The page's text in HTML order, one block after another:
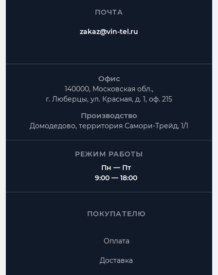
ПОЧТА
zakaz@vin-tel.ru
Офис
140000, Московская обл.,
г. Люберцы, ул. Красная, д. 1, оф. 215
Производство
Домодедово, территория Самори-Трейд, 1/1
РЕЖИМ РАБОТЫ
Пн — Пт
9:00 — 18:00
ПОКУПАТЕЛЮ
Оплата
Доставка